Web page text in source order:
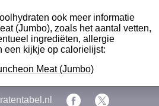
ook meer informatie
(Jumbo), zoals het aantal vetten,
ingrediëten, allergie
een kijkje op calorielijst:
Meat (Jumbo)